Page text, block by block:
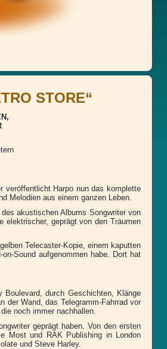
STORE“
veröffentlicht Harpo nun das komplette
Melodien aus einem ganzen Leben.
akustischen Albums Songwriter von
geprägt von den Träumen
Telecaster-Kopie, einem kaputten
Sound aufgenommen habe. Dort hat
durch Geschichten, Klänge
der Wand, das Telegramm-Fahrrad vor
noch immer nachhallen.
geprägt haben. Von den ersten
Most und RAK Publishing in London
und Steve Harley.